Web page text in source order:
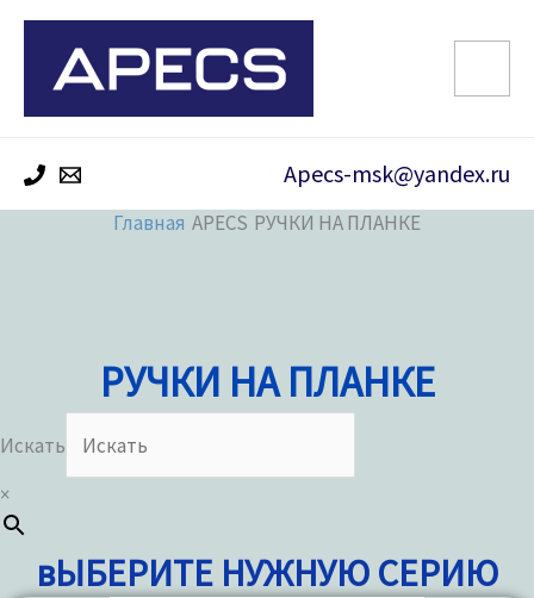
Перейти
содержимому
Apecs-msk@yandex.ru
Главная РУЧКИ НА ПЛАНКЕ
РУЧКИ НА ПЛАНКЕ
Искать
×
вЫБЕРИТЕ НУЖНУЮ СЕРИЮ